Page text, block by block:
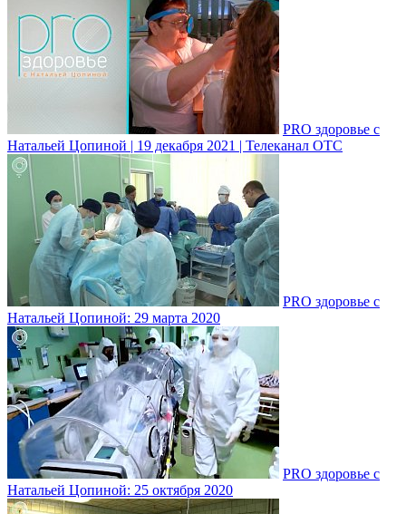
PRO здоровье с
Натальей Цопиной | 19 декабря 2021 | Телеканал ОТС
PRO здоровье с
Натальей Цопиной: 29 марта 2020
PRO здоровье с
Натальей Цопиной: 25 октября 2020